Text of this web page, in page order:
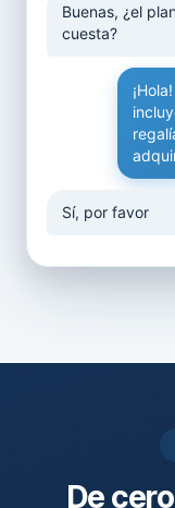
Buenas, ¿el
cuesta?
Sí, por favor
De